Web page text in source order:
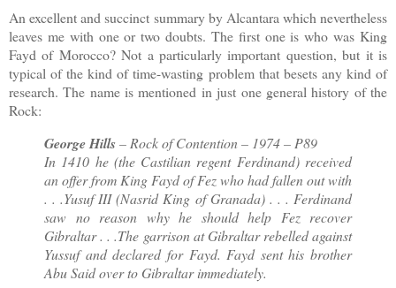
An excellent and succinct summary by Alcantara which nevertheless
leaves me with one or two doubts. The first one is who was King
Fayd of Morocco? Not a particularly important question, but it is
typical of the kind of time-wasting problem that besets any kind of
research. The name is mentioned in just one general history of the
Rock:
George Hills– Rock of Contention – 1974 – P89
In 1410 he (the Castilian regent Ferdinand) received
an offer from King Fayd of Fez who had fallen out with
. . .Yusuf III (Nasrid King of Granada) . . . Ferdinand
saw no reason why he should help Fez recover
Gibraltar . . .The garrison at Gibraltar rebelled against
Yussuf and declared for Fayd. Fayd sent his brother
Abu Said over to Gibraltar immediately.